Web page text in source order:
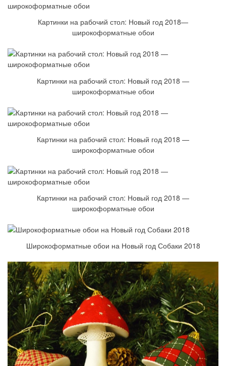
Картинки на рабочий стол: Новый год 2018—
широкоформатные обои
Картинки на рабочий стол: Новый год 2018 —
широкоформатные обои
Картинки на рабочий стол: Новый год 2018 —
широкоформатные обои
Картинки на рабочий стол: Новый год 2018 —
широкоформатные обои
Широкоформатные обои на Новый год Собаки 2018